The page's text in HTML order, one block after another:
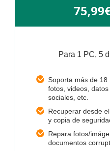
Para 1 PC, 5
Soporta más de
fotos, videos,
sociales, etc.
Recuperar desde
y copia de
Repara fotos/
documentos